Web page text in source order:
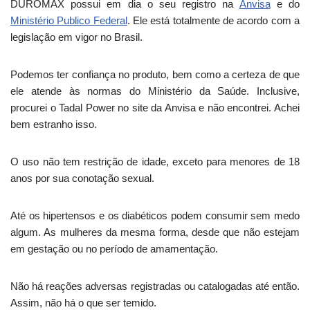
DUROMAX possui em dia o seu registro na Anvisae do
Ministério Publico Federal. Ele está totalmente de acordo com a
legislação em vigor no Brasil.
Podemos ter confiança no produto, bem como a certeza de que
ele atende às normas do Ministério da Saúde. Inclusive,
procurei o Tadal Power no site da Anvisa e não encontrei. Achei
bem estranho isso.
O uso não tem restrição de idade, exceto para menores de 18
anos por sua conotação sexual.
Até os hipertensos e os diabéticos podem consumir sem medo
algum. As mulheres da mesma forma, desde que não estejam
em gestação ou no período de amamentação.
Não há reações adversas registradas ou catalogadas até então.
Assim, não há o que ser temido.